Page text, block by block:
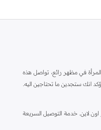
في مظهر رائع، تواصل هذه
انك ستجدين ما تحتاجين اليه.
لاين. خدمة التوصيل السريعة